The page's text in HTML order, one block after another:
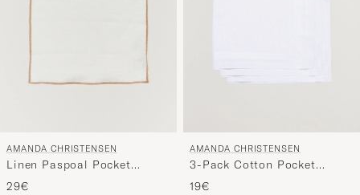
AMANDA CHRISTENSEN
Linen Paspoal Pocket
Square Sand/White
29€
AMANDA CHRISTENSEN
3-Pack Cotton Pocket
Square White
19€